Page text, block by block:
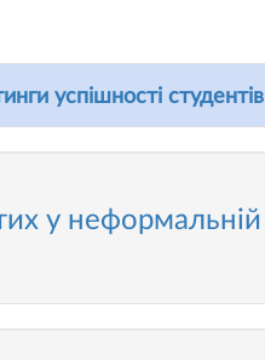
успішності студентів
у неформальній